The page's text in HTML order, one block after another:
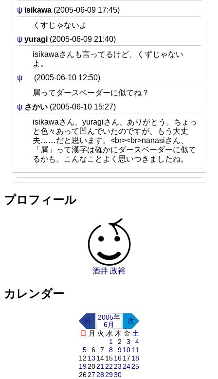
ψ isikawa (2005-06-09 17:45)
くすじゃないよ
ψ yuragi (2005-06-09 21:40)
isikawaさんも言ってるけど、くずじゃない
よ。
ψ
(2005-06-10 12:50)
屑ってダースベーダーに似てね？
ψ さかい (2005-06-10 15:27)
isikawaさん、yuragiさん、ありがとう。ちょっ
と色々あって凹んでいたのですが、もう大丈
夫……だと思います。<br><br>nanasiさん、
「屑」って漢字は確かにダースベーダーに似て
るかも。こんなことよく思いつきましたね。
プロフィール
酒井 政裕
カレンダー
前
2005年
6月
次
日 月 火 水 木 金 土
1
2 3
4
5
6 7 8 910 11
12 13 14151617 18
192021 22 23 2425
2627 282930